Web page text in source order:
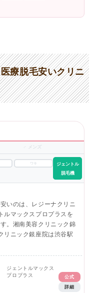
療脱毛安いクリニ
♂ メンズ
ワキ
ジェントル
脱毛機
いのは、レジーナクリニ
ルマックスプロプラスを
。湘南美容クリニック錦
リニック銀座院は渋谷駅
ジェントルマックス
プロプラス
公式
詳細